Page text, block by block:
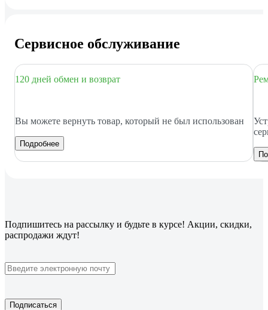
Сервисное обслуживание
120 дней обмен и возврат
Вы можете вернуть товар, который не был использован
Подробнее
Подпишитесь на рассылку и будьте в курсе! Акции, скидки,
распродажи ждут!
Подписаться